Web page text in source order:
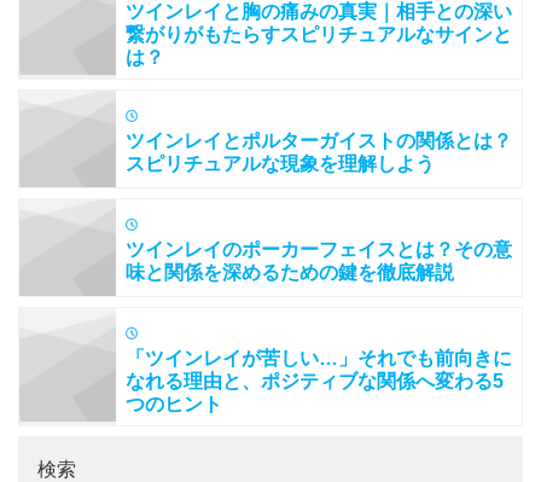
ツインレイと胸の痛みの真実｜相手との深い
繋がりがもたらすスピリチュアルなサインと
は？
ツインレイとポルターガイストの関係とは？
スピリチュアルな現象を理解しよう
ツインレイのポーカーフェイスとは？その意
味と関係を深めるための鍵を徹底解説
「ツインレイが苦しい…」それでも前向きに
なれる理由と、ポジティブな関係へ変わる5
つのヒント
検索